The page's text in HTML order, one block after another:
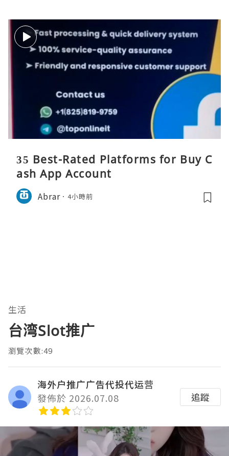
35 Best-Rated Platforms for Buy C
ash App Account
Abrar 4小時前
生活
台湾Slot推广
瀏覽次數:49
海外户推广广告代投代运营
發佈於 2026.07.08
追蹤